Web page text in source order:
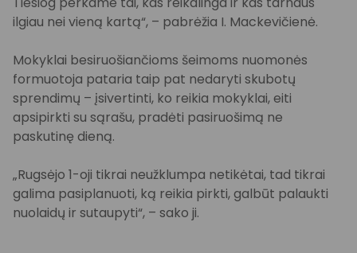
ilgiau nei vieną kartą“, – pabrėžia I. Mackevičienė.
Mokyklai besiruošiančioms šeimoms nuomonės
formuotoja pataria taip pat nedaryti skubotų
sprendimų – įsivertinti, ko reikia mokyklai, eiti
apsipirkti su sąrašu, pradėti pasiruošimą ne
paskutinę dieną.
„Rugsėjo 1-oji tikrai neužklumpa netikėtai, tad tikrai
galima pasiplanuoti, ką reikia pirkti, galbūt palaukti
nuolaidų ir sutaupyti“, – sako ji.